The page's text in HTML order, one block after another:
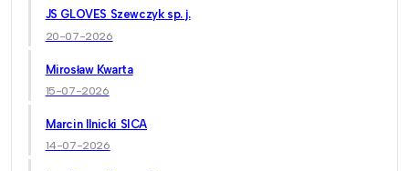
JS GLOVES Szewczyk sp. j.
20-07-2026
Mirosław Kwarta
15-07-2026
Marcin Ilnicki SICA
14-07-2026